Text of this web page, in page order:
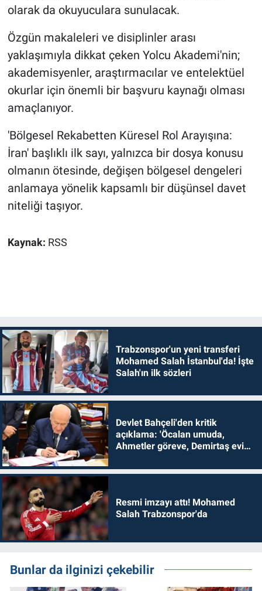
olarak da okuyuculara sunulacak.
Özgün makaleleri ve disiplinler arası
yaklaşımıyla dikkat çeken Yolcu Akademi'nin;
akademisyenler, araştırmacılar ve entelektüel
okurlar için önemli bir başvuru kaynağı olması
amaçlanıyor.
'Bölgesel Rekabetten Küresel Rol Arayışına:
İran' başlıklı ilk sayı, yalnızca bir dosya konusu
olmanın ötesinde, değişen bölgesel dengeleri
anlamaya yönelik kapsamlı bir düşünsel davet
niteliği taşıyor.
Kaynak: RSS
Trabzonspor'un yeni transferi
Mohamed Salah İstanbul'da! İşte
Salah'ın ilk sözleri
Devlet Bahçeli'den kritik
açıklama: 'Öcalan umuda,
Ahmetler göreve, Demirtaş evine
Resmi imzayı attı! Mohamed
Salah Trabzonspor'da
Bunlar da ilginizi çekebilir